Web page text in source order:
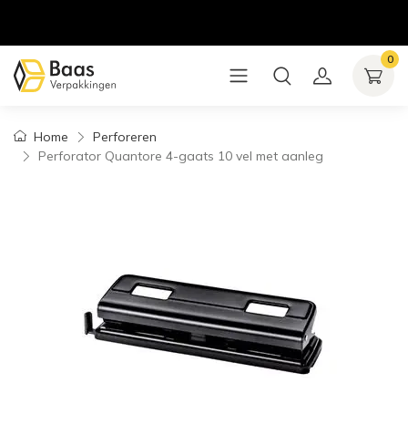
0
Home
Perforeren
Perforator Quantore 4-gaats 10 vel met aanleg